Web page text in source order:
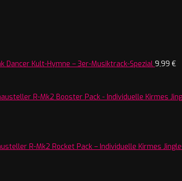
Dancer Kult-Hymne – 3er-Musiktrack-Spezial 9,99 €
R-Mk2 Booster Pack - Individuelle Kirmes
R-Mk2 Rocket Pack – Individuelle Kirmes